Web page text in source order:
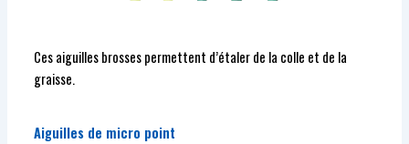
Ces aiguilles brosses permettent d’étaler de la colle et de la
graisse.
Aiguilles de micro point